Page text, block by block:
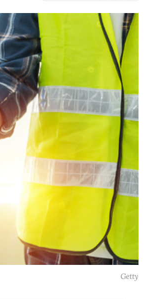
Getty